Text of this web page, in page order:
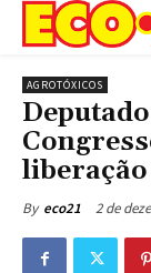
AGROTÓXICOS
By eco21 2 de